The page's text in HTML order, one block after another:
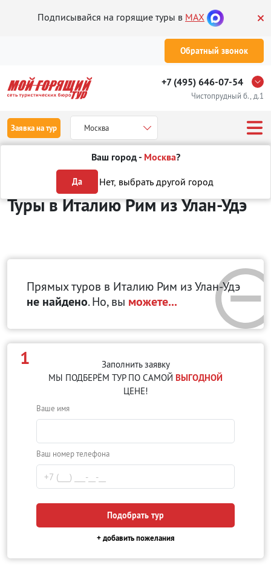
Подписывайся на горящие туры в MAX
Обратный звонок
+7 (495) 646-07-54
Чистопрудный б., д.1
Заявка на тур Москва
Ваш город - Москва?
Да Нет, выбрать другой город
Отдых в Италии Рим
Туры в Италию Римиз Улан-Удэ
Прямых туров в Италию Рим из Улан-Удэ
не найдено. Но, вы можете...
1
Заполнить заявку
МЫ ПОДБЕРЁМ ТУР ПО САМОЙ ВЫГОДНОЙ
ЦЕНЕ!
Ваше имя
Ваш номер телефона
Подобрать тур
+ добавить пожелания